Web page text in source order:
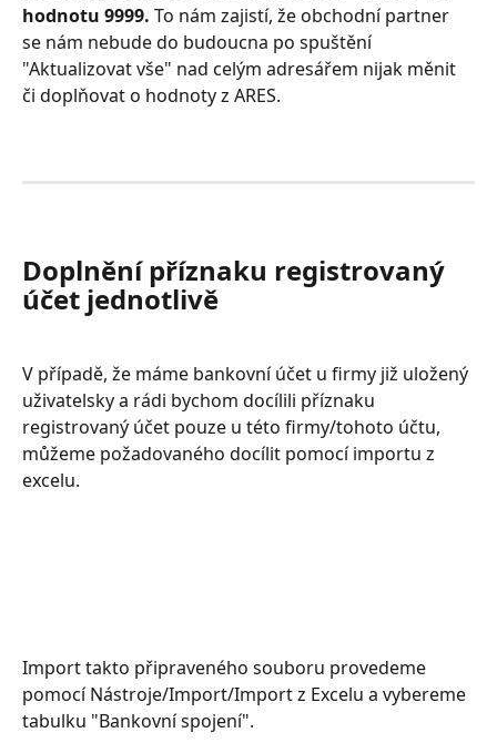
hodnotu 9999. To nám zajistí, že obchodní partner
se nám nebude do budoucna po spuštění
"Aktualizovat vše" nad celým adresářem nijak měnit
či doplňovat o hodnoty z ARES.
Doplnění příznaku registrovaný
účet jednotlivě
V případě, že máme bankovní účet u firmy již uložený
uživatelsky a rádi bychom docílili příznaku
registrovaný účet pouze u této firmy/tohoto účtu,
můžeme požadovaného docílit pomocí importu z
excelu.
Import takto připraveného souboru provedeme
pomocí Nástroje/Import/Import z Excelu a vybereme
tabulku "Bankovní spojení".